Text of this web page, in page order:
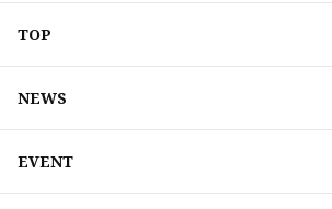
TOP
NEWS
EVENT